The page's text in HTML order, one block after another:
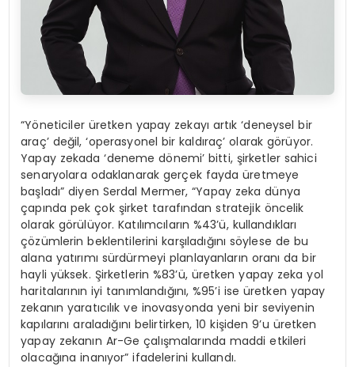
“Yöneticiler üretken yapay zekayı artık ‘deneysel bir
araç’ değil, ‘operasyonel bir kaldıraç’ olarak görüyor.
Yapay zekada ‘deneme dönemi’ bitti, şirketler sahici
senaryolara odaklanarak gerçek fayda üretmeye
başladı” diyen Serdal Mermer, “Yapay zeka dünya
çapında pek çok şirket tarafından stratejik öncelik
olarak görülüyor. Katılımcıların %43’ü, kullandıkları
çözümlerin beklentilerini karşıladığını söylese de bu
alana yatırımı sürdürmeyi planlayanların oranı da bir
hayli yüksek. Şirketlerin %83’ü, üretken yapay zeka yol
haritalarının iyi tanımlandığını, %95’i ise üretken yapay
zekanın yaratıcılık ve inovasyonda yeni bir seviyenin
kapılarını araladığını belirtirken, 10 kişiden 9’u üretken
yapay zekanın Ar-Ge çalışmalarında maddi etkileri
olacağına inanıyor” ifadelerini kullandı.